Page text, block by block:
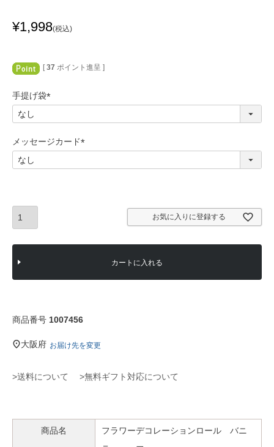
¥1,998 税込
[ 37 ポイント進呈 ]
手提げ袋
必
)
メッセージカード
必
お気に入りに登録する
カートに入れる
商品番号 1007456
大阪府 お届け先を変更
>送料について >無料ギフト対応について
商品名
フラワーデコレーションロール バニ